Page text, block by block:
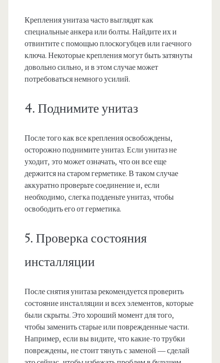
Крепления унитаза часто выглядят как
специальные анкера или болты. Найдите их и
отвинтите с помощью плоскогубцев или гаечного
ключа. Некоторые крепления могут быть затянуты
довольно сильно, и в этом случае может
потребоваться немного усилий.
4. Поднимите унитаз
После того как все крепления освобождены,
осторожно поднимите унитаз. Если унитаз не
уходит, это может означать, что он все еще
держится на старом герметике. В таком случае
аккуратно проверьте соединение и, если
необходимо, слегка подденьте унитаз, чтобы
освободить его от герметика.
5. Проверка состояния
инсталляции
После снятия унитаза рекомендуется проверить
состояние инсталляции и всех элементов, которые
были скрыты. Это хороший момент для того,
чтобы заменить старые или поврежденные части.
Например, если вы видите, что какие-то трубки
повреждены, не стоит тянуть с заменой — сделай